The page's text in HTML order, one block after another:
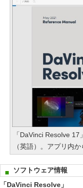
「DaVinci Resolve
（英語）。アプリ内
ソフトウェア情報
「DaVinci Resolve」